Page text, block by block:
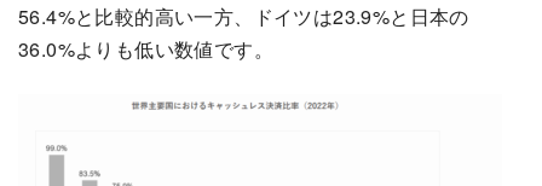
56.4%と比較的高い一方、ドイツは23.9%と日本の
36.0%よりも低い数値です。